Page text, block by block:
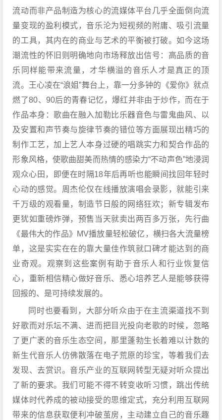
流动而非产品制造为核心的流媒体平台几乎全面倒向流
量变现的盈利模式，音乐沦为短视频的附庸、吸引流量
的工具，其内在的商业与艺术的平衡被打破。如今这场
潮流性的怀旧则明确地向市场释放出信号：高品质的音
乐同样能带来流量，才华横溢的音乐人才是真正的顶
流。王心凌在“浪姐”舞台上，靠一分多钟的《爱你》就点
燃了80、90后的青春记忆，爆红并非由于炒作，而在于
作品本身：歌曲在融入加勒比乐器音色与雷鬼曲风、以
及安置和声节奏与旋律节奏的错位等方面展现出精巧的
制作工艺，加上艺人本身过硬的唱跳实力和契合作品的
形象风格，使歌曲甜美而热情的感染力“不动声色”地浸润
观众心田，即便在时隔18年后再听也能瞬间找回年轻时
心动的感觉。周杰伦仅在线播放演唱会录影，就能引来
千万级的观看量，制造节日般的网络狂欢；新专辑发布
更犹如重磅炸弹，预售当天就卖出两百多万张，先行曲
《最伟大的作品》MV播放量轻松破亿，横扫各大流量榜
单，这是实实在在的靠大量佳作筑就口碑才能达到的商
业奇观。观察到这些案例有助于音乐人和行业恢复信
心，重新相信精心做好音乐、悉心培养艺人是能够获得
回报的、是可持续发展的。
同时也要看到，大部分听众由于在主流渠道找不到
好歌而对乐坛不满、进而把目光投向老歌的时候，忽略
了更广袤的音乐生态空间，那里蓬勃生长着难以计数的
新生代音乐人仿佛散落在电子荒原的珍宝，等着我们去
发现、去赏识。音乐产业的互联网转型无疑对听众提出
了新的要求。我们可能不得不转变收听习惯，跳出传统
媒体时代养成的被动接受的思维定式，充分利用互联网
带来的信息获取便利冲破茧房，主动建立自己的音乐趣